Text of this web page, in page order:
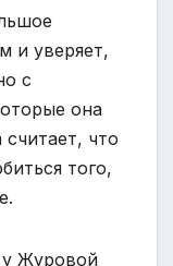
и уверяет,
с
она
что
того,
у Журовой